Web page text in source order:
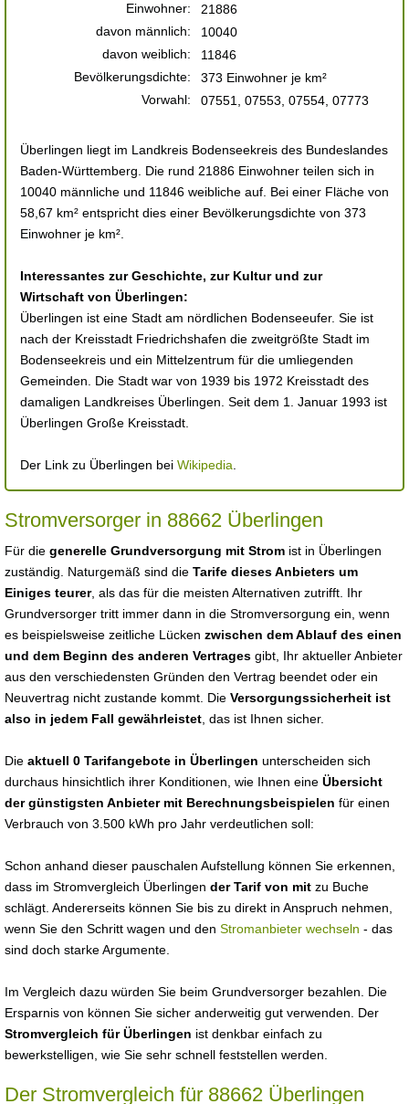
Einwohner:
21886
davon männlich:
10040
davon weiblich:
11846
Bevölkerungsdichte:
373 Einwohner je km²
Vorwahl:
07551, 07553, 07554, 07773
Überlingen liegt im Landkreis Bodenseekreis des Bundeslandes
Baden-Württemberg. Die rund 21886 Einwohner teilen sich in
10040 männliche und 11846 weibliche auf. Bei einer Fläche von
58,67 km² entspricht dies einer Bevölkerungsdichte von 373
Einwohner je km².
Interessantes zur Geschichte, zur Kultur und zur
Wirtschaft von Überlingen:
Überlingen ist eine Stadt am nördlichen Bodenseeufer. Sie ist
nach der Kreisstadt Friedrichshafen die zweitgrößte Stadt im
Bodenseekreis und ein Mittelzentrum für die umliegenden
Gemeinden. Die Stadt war von 1939 bis 1972 Kreisstadt des
damaligen Landkreises Überlingen. Seit dem 1. Januar 1993 ist
Überlingen Große Kreisstadt.
Der Link zu Überlingen bei Wikipedia
Stromversorger in 88662 Überlingen
Für die generelle Grundversorgung mit Strom ist in Überlingen
zuständig. Naturgemäß sind die Tarife dieses Anbieters um
Einiges teurer, als das für die meisten Alternativen zutrifft. Ihr
Grundversorger tritt immer dann in die Stromversorgung ein, wenn
es beispielsweise zeitliche Lücken zwischen dem Ablauf des einen
und dem Beginn des anderen Vertrages gibt, Ihr aktueller Anbieter
aus den verschiedensten Gründen den Vertrag beendet oder ein
Neuvertrag nicht zustande kommt. Die Versorgungssicherheit ist
also in jedem Fall gewährleistet , das ist Ihnen sicher.
Die aktuell 0 Tarifangebote in Überlingen unterscheiden sich
durchaus hinsichtlich ihrer Konditionen, wie Ihnen eine Übersicht
der günstigsten Anbieter mit Berechnungsbeispielen für einen
Verbrauch von 3.500 kWh pro Jahr verdeutlichen soll:
Schon anhand dieser pauschalen Aufstellung können Sie erkennen,
dass im Stromvergleich Überlingen der Tarif von mit zu Buche
schlägt. Andererseits können Sie bis zu direkt in Anspruch nehmen,
wenn Sie den Schritt wagen und den Stromanbieter wechseln - das
sind doch starke Argumente.
Im Vergleich dazu würden Sie beim Grundversorger bezahlen. Die
Ersparnis von können Sie sicher anderweitig gut verwenden. Der
Stromvergleich für Überlingen ist denkbar einfach zu
bewerkstelligen, wie Sie sehr schnell feststellen werden.
Der Stromvergleich für 88662 Überlingen